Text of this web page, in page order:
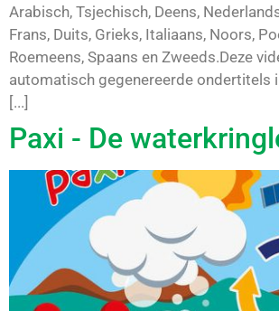
Arabisch, Tsjechisch, Deens,
Frans, Duits, Grieks, Italiaans, Noors,
Roemeens, Spaans en Zweeds.Deze
automatisch gegenereerde ondertitels
[...]
Paxi - De